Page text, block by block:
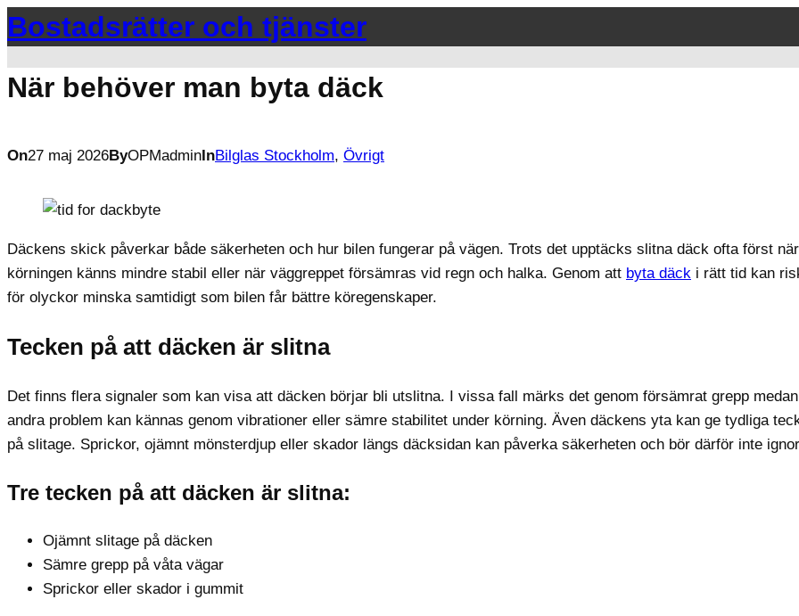
Hoppa
till
innehåll
Bostadsrätter och tjänster
När behöver man byta däck
On27 maj 2026ByOPMadminInBilglas Stockholm, Övrigt
Däckens skick påverkar både säkerheten och hur bilen fungerar på vägen. Trots det upptäcks slitna däck ofta först när
körningen känns mindre stabil eller när väggreppet försämras vid regn och halka. Genom att byta däck i rätt tid kan
för olyckor minska samtidigt som bilen får bättre köregenskaper.
Tecken på att däcken är slitna
Det finns flera signaler som kan visa att däcken börjar bli utslitna. I vissa fall märks det genom försämrat grepp medan
andra problem kan kännas genom vibrationer eller sämre stabilitet under körning. Även däckens yta kan ge tydliga
på slitage. Sprickor, ojämnt mönsterdjup eller skador längs däcksidan kan påverka säkerheten och bör därför inte
Tre tecken på att däcken är slitna:
Ojämnt slitage på däcken
Sämre grepp på våta vägar
Sprickor eller skador i gummit